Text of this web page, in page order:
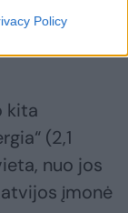
Policy
kita
(2,1
nuo jos
įmonė